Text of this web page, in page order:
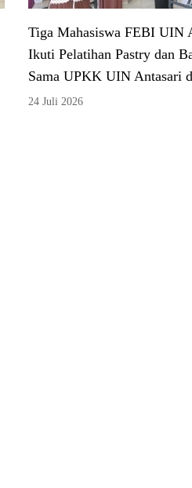
Tiga Mahasiswa FEBI UIN
Ikuti Pelatihan Pastry dan
Sama UPKK UIN Antasari
24 Juli 2026